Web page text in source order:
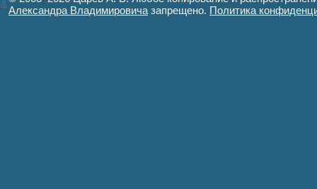
Александра Владимировича запрещено. Политика
Авторизация